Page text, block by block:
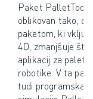
Paket PalletTool
oblikovan tako,
paketom, ki
4D, zmanjšuje
aplikacij za
robotike. V ta
tudi programska